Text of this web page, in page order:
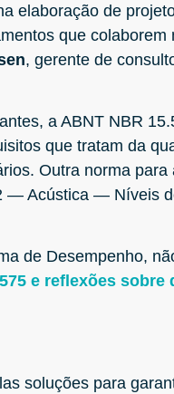
elaboração de
que colaborem
, gerente de
a ABNT NBR
que tratam da
Outra norma para
— Acústica — Níveis
de Desempenho,
e reflexões sobre
soluções para